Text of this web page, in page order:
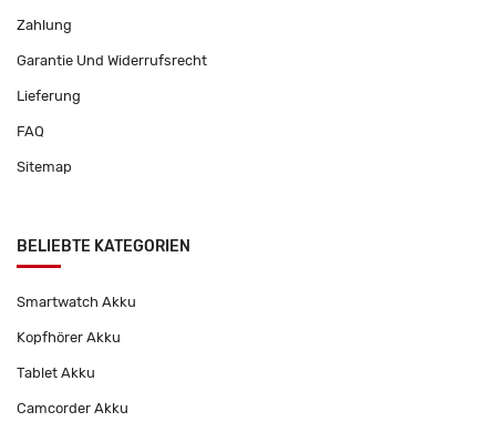
Zahlung
Garantie Und Widerrufsrecht
Lieferung
FAQ
Sitemap
BELIEBTE KATEGORIEN
Smartwatch Akku
Kopfhörer Akku
Tablet Akku
Camcorder Akku